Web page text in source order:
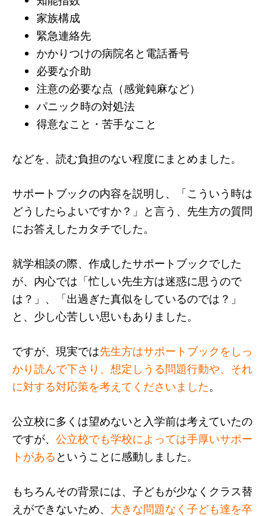
家族構成
緊急連絡先
かかりつけの病院名と電話番号
必要な介助
注意の必要な点（感覚鈍麻など）
パニック時の対処法
得意なこと・苦手なこと
などを、読む負担のない程度にまとめました。
サポートブックの内容を説明し、「こういう時は
どうしたらよいですか？」と言う、先生方の質問
にお答えしたカタチでした。
就学相談の際、作成したサポートブックでした
が、内心では「忙しい先生方は迷惑に思うので
は？」、「出過ぎた真似をしているのでは？」
と、少し心苦しい思いもありました。
ですが、現実では先生方はサポートブックをしっ
かり読んで下さり、想定しうる問題行動や、それ
に対する対応策を考えてくださいました。
公立校に多くは望めないと入学前は考えていたの
ですが、 公立校でも学校によっては手厚いサポー
トがある ということに感動しました。
もちろんその背景には、子どもが少なくクラス替
えができないため、 大きな問題なく子ども達を卒